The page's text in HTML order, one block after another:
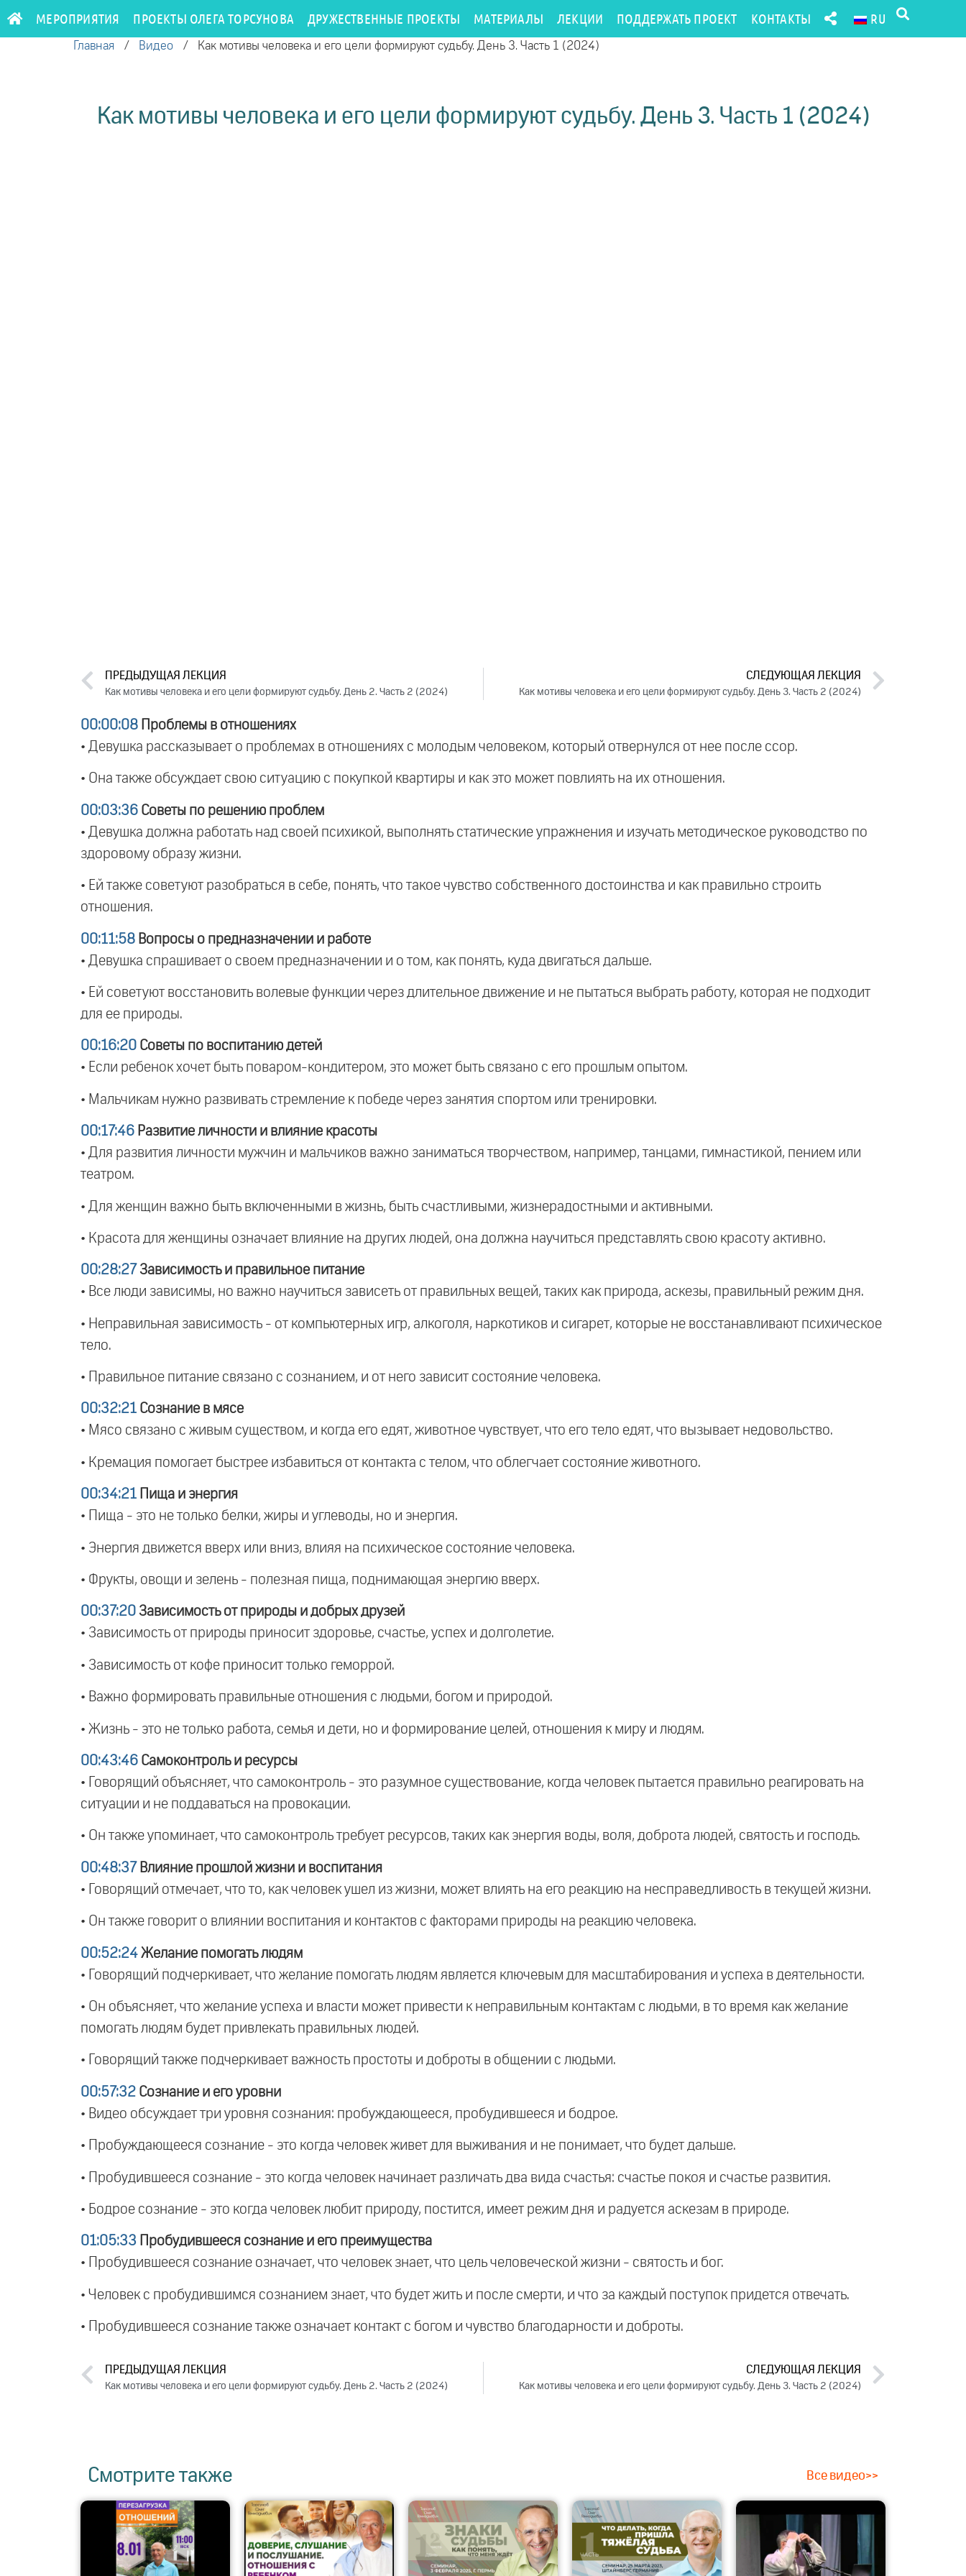
МЕРОПРИЯТИЯ ПРОЕКТЫ ОЛЕГА ТОРСУНОВА ДРУЖЕСТВЕННЫЕ ПРОЕКТЫ МАТЕРИАЛЫ ЛЕКЦИИ ПОДДЕРЖАТЬ ПРОЕКТ КОНТАКТЫ RU
Главная / Видео / Как мотивы человека и его цели формируют судьбу. День 3. Часть 1 (2024)
Как мотивы человека и его цели формируют судьбу. День 3. Часть 1 (2024)
ПРЕДЫДУЩАЯ ЛЕКЦИЯ
Как мотивы человека и его цели формируют судьбу. День 2. Часть 2 (2024)
СЛЕДУЮЩАЯ ЛЕКЦИЯ
Как мотивы человека и его цели формируют судьбу. День 3. Часть 2 (2024)
00:00:08 Проблемы в отношениях
• Девушка рассказывает о проблемах в отношениях с молодым человеком, который отвернулся от нее после ссор.
• Она также обсуждает свою ситуацию с покупкой квартиры и как это может повлиять на их отношения.
00:03:36 Советы по решению проблем
• Девушка должна работать над своей психикой, выполнять статические упражнения и изучать методическое руководство по
здоровому образу жизни.
• Ей также советуют разобраться в себе, понять, что такое чувство собственного достоинства и как правильно строить
отношения.
00:11:58 Вопросы о предназначении и работе
• Девушка спрашивает о своем предназначении и о том, как понять, куда двигаться дальше.
• Ей советуют восстановить волевые функции через длительное движение и не пытаться выбрать работу, которая не подходит
для ее природы.
00:16:20 Советы по воспитанию детей
• Если ребенок хочет быть поваром-кондитером, это может быть связано с его прошлым опытом.
• Мальчикам нужно развивать стремление к победе через занятия спортом или тренировки.
00:17:46 Развитие личности и влияние красоты
• Для развития личности мужчин и мальчиков важно заниматься творчеством, например, танцами, гимнастикой, пением или
театром.
• Для женщин важно быть включенными в жизнь, быть счастливыми, жизнерадостными и активными.
• Красота для женщины означает влияние на других людей, она должна научиться представлять свою красоту активно.
00:28:27 Зависимость и правильное питание
• Все люди зависимы, но важно научиться зависеть от правильных вещей, таких как природа, аскезы, правильный режим дня.
• Неправильная зависимость - от компьютерных игр, алкоголя, наркотиков и сигарет, которые не восстанавливают психическое
тело.
• Правильное питание связано с сознанием, и от него зависит состояние человека.
00:32:21 Сознание в мясе
• Мясо связано с живым существом, и когда его едят, животное чувствует, что его тело едят, что вызывает недовольство.
• Кремация помогает быстрее избавиться от контакта с телом, что облегчает состояние животного.
00:34:21 Пища и энергия
• Пища - это не только белки, жиры и углеводы, но и энергия.
• Энергия движется вверх или вниз, влияя на психическое состояние человека.
• Фрукты, овощи и зелень - полезная пища, поднимающая энергию вверх.
00:37:20 Зависимость от природы и добрых друзей
• Зависимость от природы приносит здоровье, счастье, успех и долголетие.
• Зависимость от кофе приносит только геморрой.
• Важно формировать правильные отношения с людьми, богом и природой.
• Жизнь - это не только работа, семья и дети, но и формирование целей, отношения к миру и людям.
00:43:46 Самоконтроль и ресурсы
• Говорящий объясняет, что самоконтроль - это разумное существование, когда человек пытается правильно реагировать на
ситуации и не поддаваться на провокации.
• Он также упоминает, что самоконтроль требует ресурсов, таких как энергия воды, воля, доброта людей, святость и господь.
00:48:37 Влияние прошлой жизни и воспитания
• Говорящий отмечает, что то, как человек ушел из жизни, может влиять на его реакцию на несправедливость в текущей жизни.
• Он также говорит о влиянии воспитания и контактов с факторами природы на реакцию человека.
00:52:24 Желание помогать людям
• Говорящий подчеркивает, что желание помогать людям является ключевым для масштабирования и успеха в деятельности.
• Он объясняет, что желание успеха и власти может привести к неправильным контактам с людьми, в то время как желание
помогать людям будет привлекать правильных людей.
• Говорящий также подчеркивает важность простоты и доброты в общении с людьми.
00:57:32 Сознание и его уровни
• Видео обсуждает три уровня сознания: пробуждающееся, пробудившееся и бодрое.
• Пробуждающееся сознание - это когда человек живет для выживания и не понимает, что будет дальше.
• Пробудившееся сознание - это когда человек начинает различать два вида счастья: счастье покоя и счастье развития.
• Бодрое сознание - это когда человек любит природу, постится, имеет режим дня и радуется аскезам в природе.
01:05:33 Пробудившееся сознание и его преимущества
• Пробудившееся сознание означает, что человек знает, что цель человеческой жизни - святость и бог.
• Человек с пробудившимся сознанием знает, что будет жить и после смерти, и что за каждый поступок придется отвечать.
• Пробудившееся сознание также означает контакт с богом и чувство благодарности и доброты.
ПРЕДЫДУЩАЯ ЛЕКЦИЯ
Как мотивы человека и его цели формируют судьбу. День 2. Часть 2 (2024)
СЛЕДУЮЩАЯ ЛЕКЦИЯ
Как мотивы человека и его цели формируют судьбу. День 3. Часть 2 (2024)
Смотрите также Все видео>>